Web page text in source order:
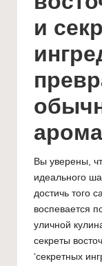
"
и
Вы уверены,
идеального
достичь того
воспевается
уличной
секреты
‘секретных